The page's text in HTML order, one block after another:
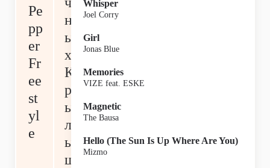
Pe
pp
er
Fr
ee
st
yl
e
н
ы
х
К
р
ы
л
ы
ш
Whisper
Joel Corry
Girl
Jonas Blue
Memories
VIZE feat. ESKE
Magnetic
The Bausa
Hello (The Sun Is Up Where Are You)
Mizmo